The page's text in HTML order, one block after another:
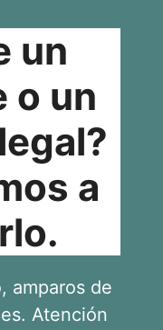
un
o un
a
amparos de
Atención